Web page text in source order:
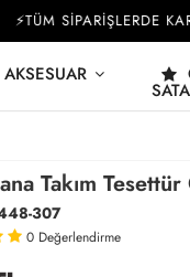
SİPARİŞLERDE
AKSESUAR
Takım
307
0 Değerlendirme